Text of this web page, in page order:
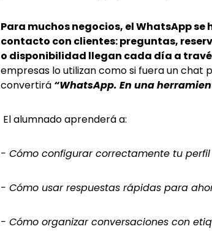
Para muchos negocios, el WhatsApp
contacto con clientes: preguntas,
o disponibilidad llegan cada día a
empresas lo utilizan como si fuera un chat
convertirá “WhatsApp. En una
El alumnado aprenderá a:
- Cómo configurar correctamente tu perfil
- Cómo usar respuestas rápidas para
- Cómo organizar conversaciones con